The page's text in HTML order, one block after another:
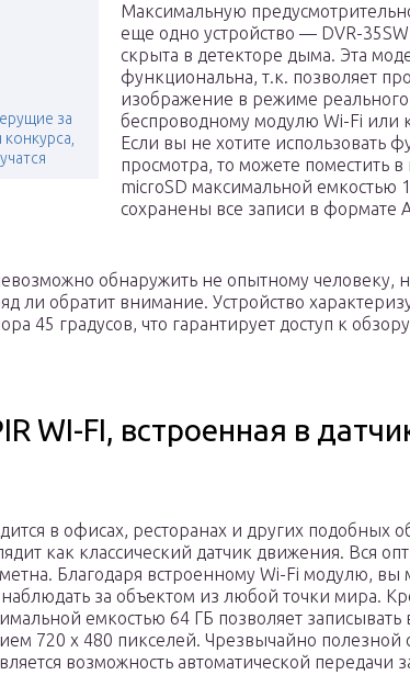
за
Максимальную
еще одно устройство — DVR-
скрыта в детекторе дыма. Эта
функциональна, т.к. позволяет
изображение в режиме
беспроводному модулю Wi-Fi или
Если вы не хотите использовать
просмотра, то можете поместить
microSD максимальной емкостью
сохранены все записи в формате
обнаружить не опытному человеку,
ли обратит внимание. Устройство
45 градусов, что гарантирует доступ к
WI-FI, встроенная в
в офисах, ресторанах и других подобных
как классический датчик движения. Вся
Благодаря встроенному Wi-Fi модулю, вы
за объектом из любой точки мира.
емкостью 64 ГБ позволяет записывать
720 x 480 пикселей. Чрезвычайно полезной
возможность автоматической передачи